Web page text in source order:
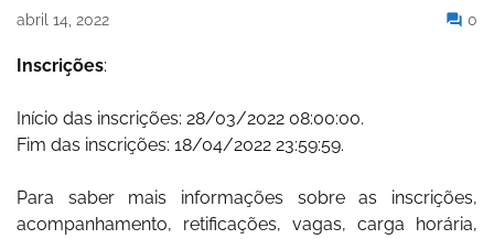
abril 14, 2022 0
Inscrições:
Início das inscrições: 28/03/2022 08:00:00.
Fim das inscrições: 18/04/2022 23:59:59.
Para saber mais informações sobre as inscrições,
acompanhamento, retificações, vagas, carga horária,